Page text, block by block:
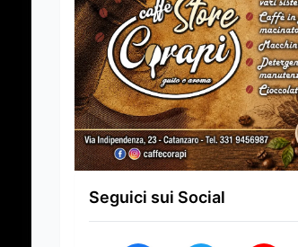
Seguici sui Social